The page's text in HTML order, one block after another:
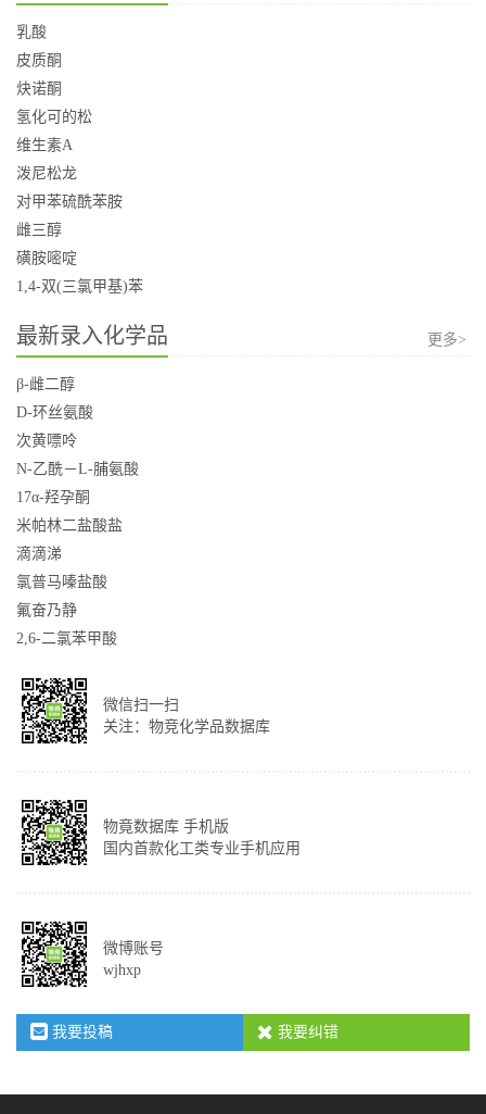
乳酸
皮质酮
炔诺酮
氢化可的松
维生素A
泼尼松龙
对甲苯硫酰苯胺
雌三醇
磺胺嘧啶
1,4-双(三氯甲基)苯
最新录入化学品 更多>
β-雌二醇
D-环丝氨酸
次黄嘌呤
N-乙酰－L-脯氨酸
17α-羟孕酮
米帕林二盐酸盐
滴滴涕
氯普马嗪盐酸
氟奋乃静
2,6-二氯苯甲酸
微信扫一扫
关注：物竞化学品数据库
物竟数据库 手机版
国内首款化工类专业手机应用
微博账号
wjhxp
我要投稿 我要纠错